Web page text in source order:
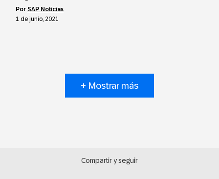
por SAP Noticias
1 de junio, 2021
+ Mostrar más
Compartir y seguir